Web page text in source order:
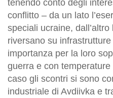
tenendo conto degli
conflitto – da un lato
speciali ucraine,
riversano su
importanza per la loro
guerra e con
caso gli scontri si sono
industriale di Avdiivka e